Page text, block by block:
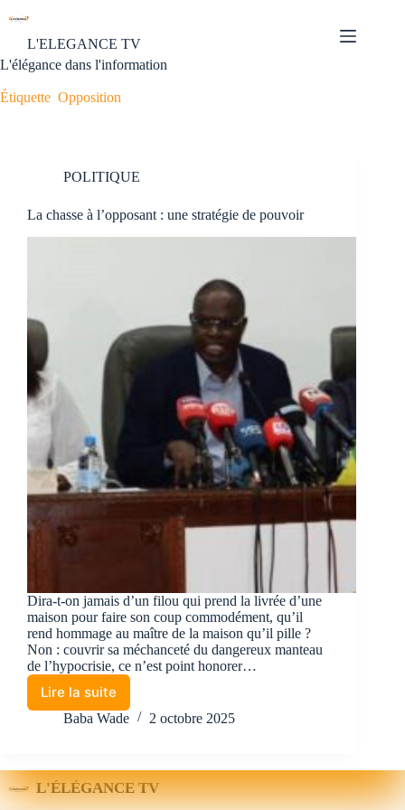
L'ELEGANCE TV
L'élégance dans l'information
Étiquette Opposition
POLITIQUE
La chasse à l’opposant : une stratégie de pouvoir
Dira-t-on jamais d’un filou qui prend la livrée d’une
maison pour faire son coup commodément, qu’il
rend hommage au maître de la maison qu’il pille ?
Non : couvrir sa méchanceté du dangereux manteau
de l’hypocrisie, ce n’est point honorer…
Lire la suite
Baba Wade 2 octobre 2025
L'ÉLÉGANCE TV